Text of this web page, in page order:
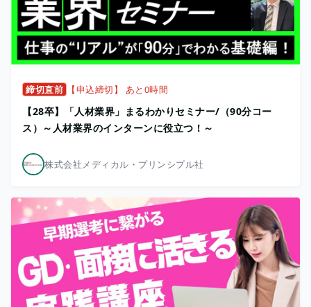
締切直前 【申込締切】 あと0時間
【28卒】「人材業界」まるわかりセミナー/（90分コー
ス）～人材業界のインターンに役立つ！～
株式会社メディカル・プリンシプル社